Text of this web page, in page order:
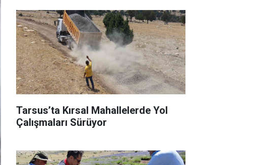
Tarsus’ta Kırsal Mahallelerde Yol
Çalışmaları Sürüyor